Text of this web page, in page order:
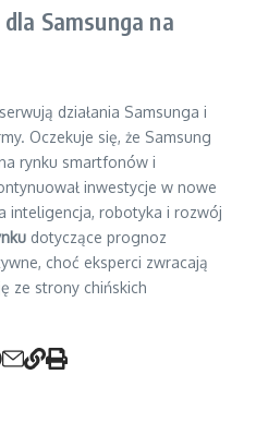
Samsunga na
działania Samsunga i
Oczekuje się, że Samsung
rynku smartfonów i
inwestycje w nowe
inteligencja, robotyka i rozwój
dotyczące prognoz
choć eksperci zwracają
ze strony chińskich